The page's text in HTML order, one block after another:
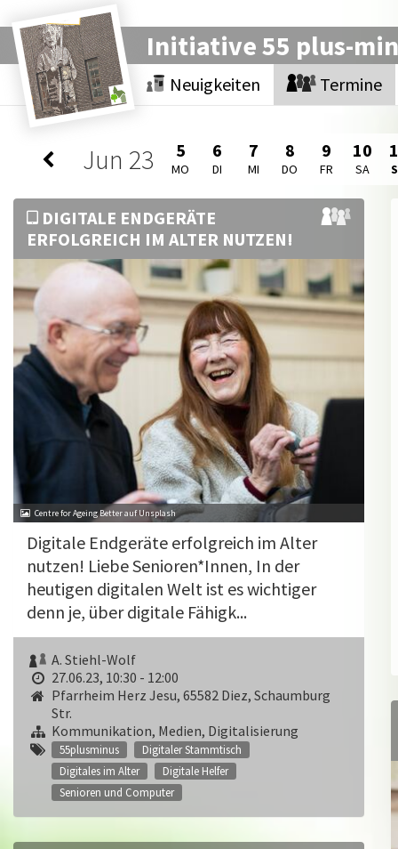
Initiative 55 plus-
Neuigkeiten Termine
Jun 23 5
MO
6
DI
7
MI
8
DO
9
FR
10
SA
DIGITALE ENDGERÄTE
ERFOLGREICH IM ALTER NUTZEN!
Centre for Ageing Better auf Unsplash
Digitale Endgeräte erfolgreich im Alter
nutzen! Liebe Senioren*Innen, In der
heutigen digitalen Welt ist es wichtiger
denn je, über digitale Fähigk...
A. Stiehl-Wolf
27.06.23, 10:30 - 12:00
Pfarrheim Herz Jesu, 65582 Diez, Schaumburg
Str.
Kommunikation, Medien, Digitalisierung
55plusminus
Digitaler Stammtisch
Digitales im Alter
Digitale Helfer
Senioren und Computer